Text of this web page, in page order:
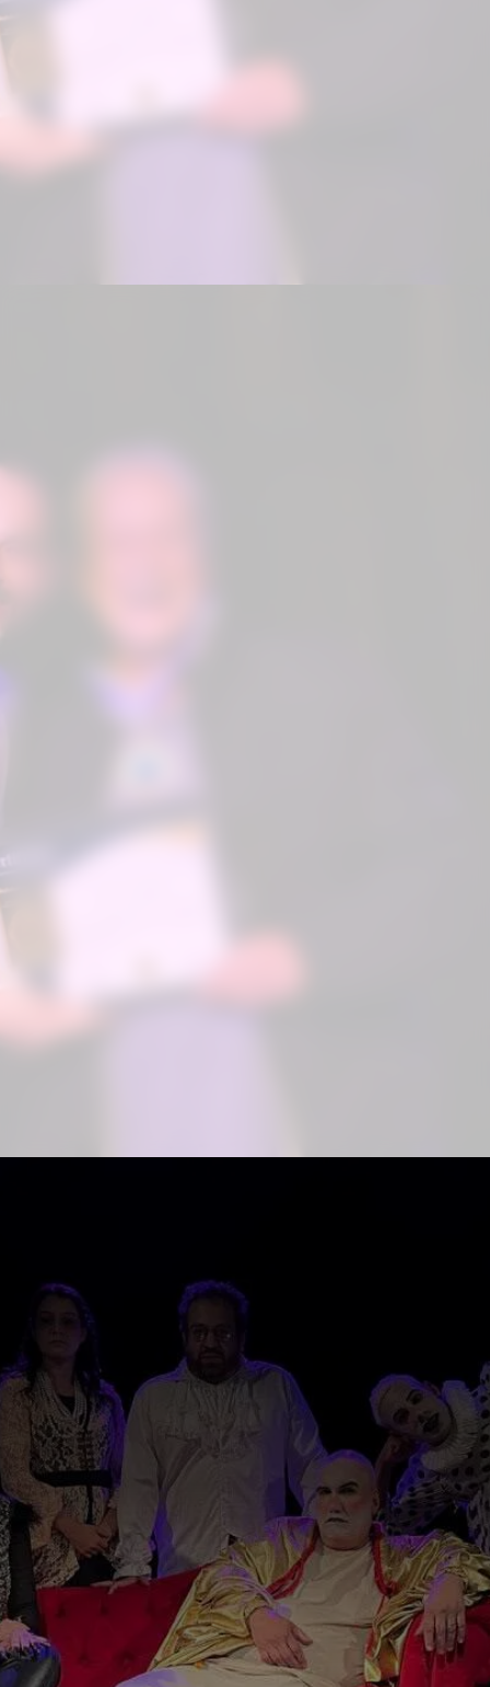
Além das homenagens, a ANCEC
também promove ações culturais por
meio de produções teatrais, como
Beijo no Asfalto" ,"Bonitinha, mas
Ordinária"
"Valsa nº 6"
, todas de
autoria de
Nelson Rodrigues
, com o
objetivo de valorizar e perpetuar a
obra de um dos maiores dramaturgos
brasileiros. Atualmente, a instituição
apresenta a comédia "Juízo Final".